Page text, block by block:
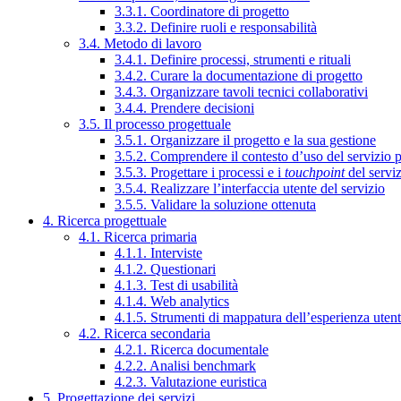
3.3.1. Coordinatore di progetto
3.3.2. Definire ruoli e responsabilità
3.4. Metodo di lavoro
3.4.1. Definire processi, strumenti e rituali
3.4.2. Curare la documentazione di progetto
3.4.3. Organizzare tavoli tecnici collaborativi
3.4.4. Prendere decisioni
3.5. Il processo progettuale
3.5.1. Organizzare il progetto e la sua gestione
3.5.2. Comprendere il contesto d’uso del servizio
3.5.3. Progettare i processi e i touchpointdel
3.5.4. Realizzare l’interfaccia utente del servizio
3.5.5. Validare la soluzione ottenuta
4. Ricerca progettuale
4.1. Ricerca primaria
4.1.1. Interviste
4.1.2. Questionari
4.1.3. Test di usabilità
4.1.4. Web analytics
4.1.5. Strumenti di mappatura dell’esperienza
4.2. Ricerca secondaria
4.2.1. Ricerca documentale
4.2.2. Analisi benchmark
4.2.3. Valutazione euristica
5. Progettazione dei servizi